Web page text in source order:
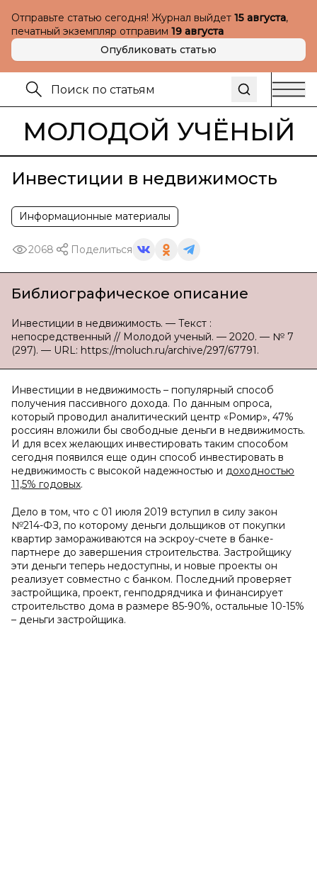
Отправьте статью сегодня! Журнал выйдет 15 августа,
печатный экземпляр отправим 19 августа
Опубликовать статью
МОЛОДОЙ УЧЁНЫЙ
Инвестиции в недвижимость
Информационные материалы
2068 Поделиться
Библиографическое описание
Инвестиции в недвижимость. — Текст :
непосредственный // Молодой ученый. — 2020. — № 7
(297). — URL: https://moluch.ru/archive/297/67791.
Инвестиции в недвижимость – популярный способ
получения пассивного дохода. По данным опроса,
который проводил аналитический центр «Ромир», 47%
россиян вложили бы свободные деньги в недвижимость.
И для всех желающих инвестировать таким способом
сегодня появился еще один способ инвестировать в
недвижимость с высокой надежностью и доходностью
11,5% годовых.
Дело в том, что с 01 июля 2019 вступил в силу закон
№214-ФЗ, по которому деньги дольщиков от покупки
квартир замораживаются на эскроу-счете в банке-
партнере до завершения строительства. Застройщику
эти деньги теперь недоступны, и новые проекты он
реализует совместно с банком. Последний проверяет
застройщика, проект, генподрядчика и финансирует
строительство дома в размере 85-90%, остальные 10-15%
– деньги застройщика.